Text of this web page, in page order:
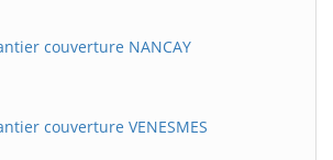
couverture NANCAY
couverture VENESMES